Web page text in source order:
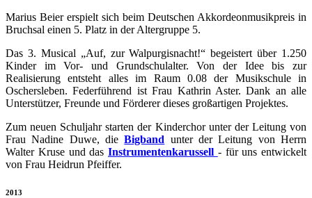
Marius Beier erspielt sich beim Deutschen Akkordeonmusikpreis in
Bruchsal einen 5. Platz in der Altergruppe 5.
Das 3. Musical „Auf, zur Walpurgisnacht!“ begeistert über 1.250
Kinder im Vor- und Grundschulalter. Von der Idee bis zur
Realisierung entsteht alles im Raum 0.08 der Musikschule in
Oschersleben. Federführend ist Frau Kathrin Aster. Dank an alle
Unterstützer, Freunde und Förderer dieses großartigen Projektes.
Zum neuen Schuljahr starten der Kinderchor unter der Leitung von
Frau Nadine Duwe, dieBigband unter der Leitung von Herrn
Walter Kruse und das Instrumentenkarussell - für uns entwickelt
von Frau Heidrun Pfeiffer.
2013